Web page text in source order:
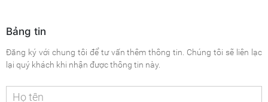
Bảng tin
Đăng ký với chung tôi để tư vấn thêm thông tin. Chúng tôi sẽ liên lạc
lại quý khách khi nhận được thông tin này.